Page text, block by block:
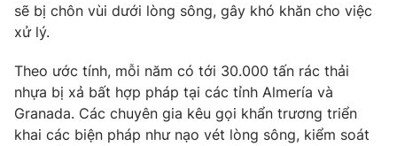
VTV9
Liên hệ tòa soạn English
sẽ bị chôn vùi dưới lòng sông, gây khó khăn cho việc
xử lý.
Theo ước tính, mỗi năm có tới 30.000 tấn rác thải
nhựa bị xả bất hợp pháp tại các tỉnh Almería và
Granada. Các chuyên gia kêu gọi khẩn trương triển
khai các biện pháp như nạo vét lòng sông, kiểm soát